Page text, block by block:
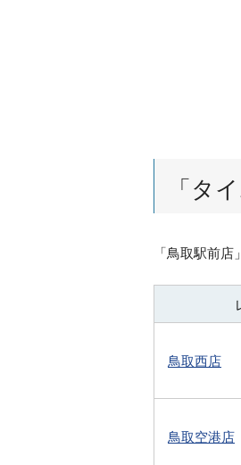
「タ
「鳥取駅前店
鳥取西店
鳥取空港店